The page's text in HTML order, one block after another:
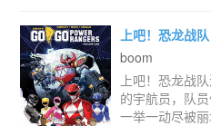
上吧！恐龙战队
boom
上吧！恐龙战
的宇航员，队
一举一动尽被